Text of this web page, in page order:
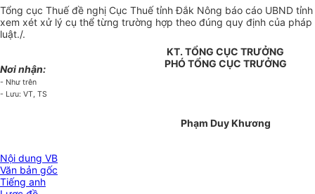
Tổng cục Thuế đề nghị Cục Thuế tỉnh Đắk Nông báo cáo UBND tỉnh
xem xét xử lý cụ thể từng trường hợp theo đúng quy định của pháp
luật./.
Nơi nhận:
- Như trên
- Lưu: VT, TS
KT. TỔNG CỤC TRƯỞNG
PHÓ TỔNG CỤC TRƯỞNG
Phạm Duy Khương
Nội dung VB
Văn bản gốc
Tiếng anh